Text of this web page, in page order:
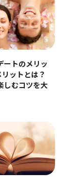
ートのメリッ
リットとは？
しむコツを大